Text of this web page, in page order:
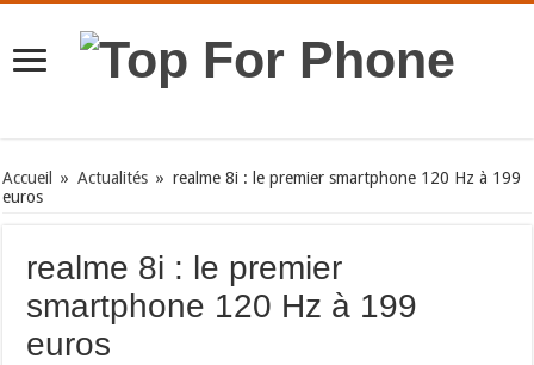
Accueil » Actualités » realme 8i : le premier smartphone 120 Hz à 199
euros
realme 8i : le premier
smartphone 120 Hz à 199
euros